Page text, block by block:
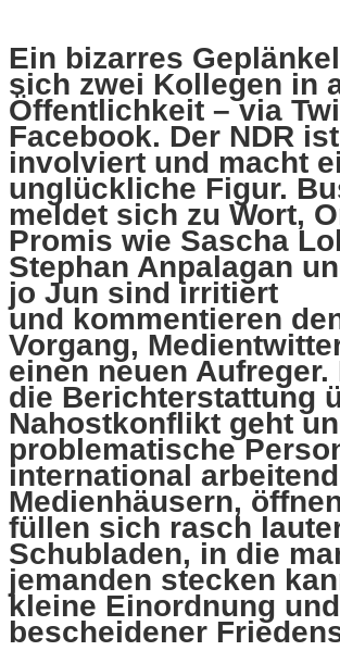
Ein bizarres
sich zwei Kollegen in
Öffentlichkeit – via
Facebook. Der NDR ist
involviert und macht
unglückliche Figur.
meldet sich zu Wort,
Promis wie Sascha
Stephan Anpalagan
jo Jun sind irritiert
und kommentieren
Vorgang,
einen neuen Aufreger.
die Berichterstattung
Nahostkonflikt geht
problematische
international
Medienhäusern,
füllen sich rasch
Schubladen, in die
jemanden stecken
kleine Einordnung
bescheidener